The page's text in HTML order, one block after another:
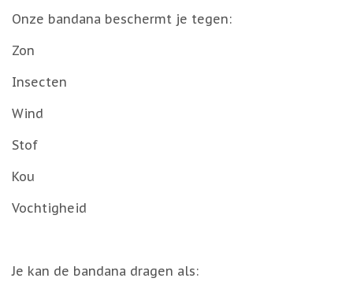
Onze bandana beschermt je tegen:
Zon
Insecten
Wind
Stof
Kou
Vochtigheid
Je kan de bandana dragen als: